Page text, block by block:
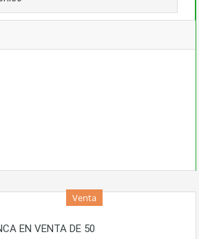
Venta
EN VENTA DE 50